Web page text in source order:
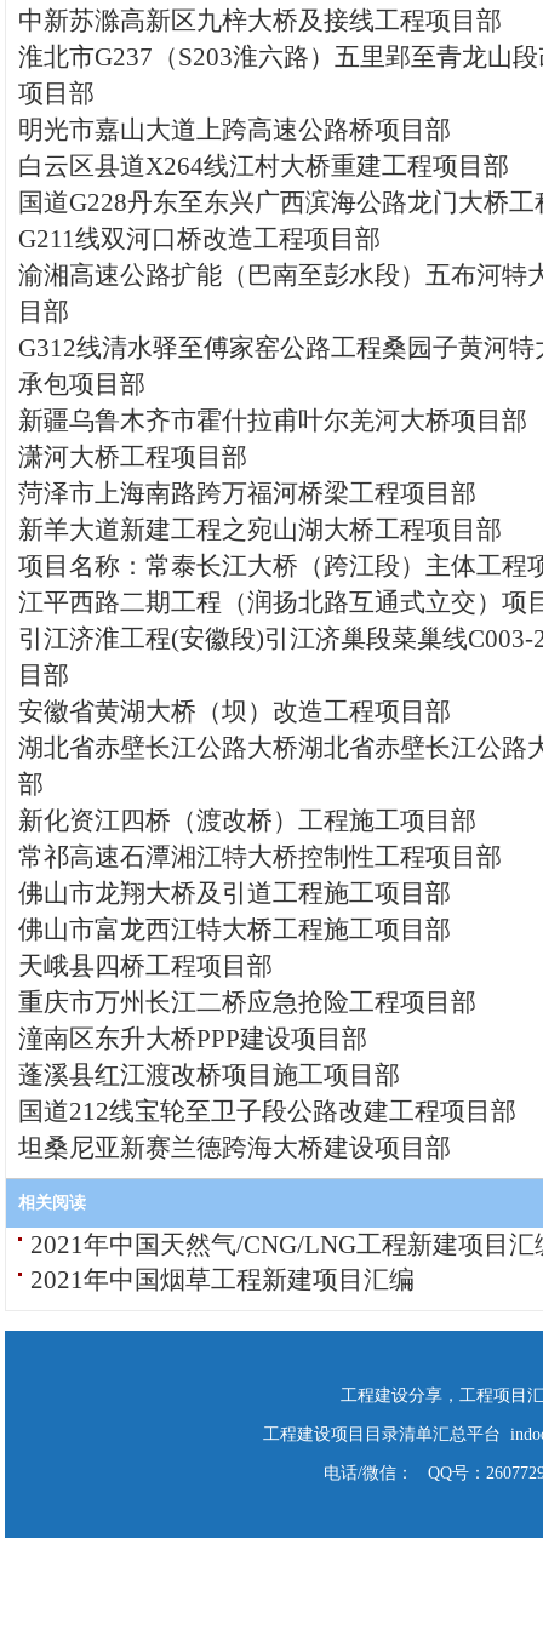
中新苏滁高新区九梓大桥及接线工程项目部
淮北市G237（S203淮六路）五里郢至青龙山
项目部
明光市嘉山大道上跨高速公路桥项目部
白云区县道X264线江村大桥重建工程项目部
国道G228丹东至东兴广西滨海公路龙门大桥工
G211线双河口桥改造工程项目部
渝湘高速公路扩能（巴南至彭水段）五布河特
目部
G312线清水驿至傅家窑公路工程桑园子黄河
承包项目部
新疆乌鲁木齐市霍什拉甫叶尔羌河大桥项目部
潇河大桥工程项目部
菏泽市上海南路跨万福河桥梁工程项目部
新羊大道新建工程之宛山湖大桥工程项目部
项目名称：常泰长江大桥（跨江段）主体工程
江平西路二期工程（润扬北路互通式立交）项
引江济淮工程(安徽段)引江济巢段菜巢线C003-
目部
安徽省黄湖大桥（坝）改造工程项目部
湖北省赤壁长江公路大桥湖北省赤壁长江公路
部
新化资江四桥（渡改桥）工程施工项目部
常祁高速石潭湘江特大桥控制性工程项目部
佛山市龙翔大桥及引道工程施工项目部
佛山市富龙西江特大桥工程施工项目部
天峨县四桥工程项目部
重庆市万州长江二桥应急抢险工程项目部
潼南区东升大桥PPP建设项目部
蓬溪县红江渡改桥项目施工项目部
国道212线宝轮至卫子段公路改建工程项目部
坦桑尼亚新赛兰德跨海大桥建设项目部
相关阅读
2021年中国天然气/CNG/LNG工程新建项目汇
2021年中国烟草工程新建项目汇编
工程建设分享，工程项目
工程建设项目目录清单汇总平台
电话/微信： QQ号：